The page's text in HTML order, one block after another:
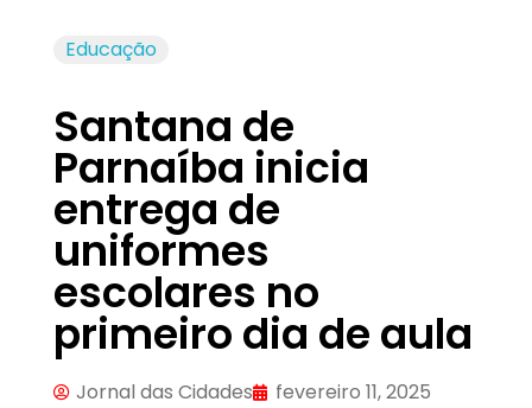
Educação
Santana de
Parnaíba inicia
entrega de
uniformes
escolares no
primeiro dia de aula
Jornal das Cidades fevereiro 11, 2025